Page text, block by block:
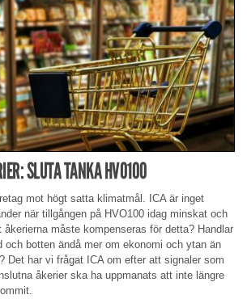
SLUTA TANKA HVO100
mot högt satta klimatmål. ICA är inget
när tillgången på HVO100 idag minskat och
måste kompenseras för detta? Handlar
och botten ändå mer om ekonomi och ytan än
Det har vi frågat ICA om efter att signaler som
åkerier ska ha uppmanats att inte längre